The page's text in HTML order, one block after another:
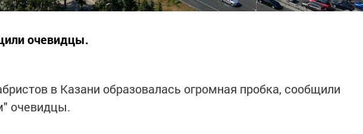
очевидцы.
в Казани образовалась огромная пробка, сообщили
очевидцы.